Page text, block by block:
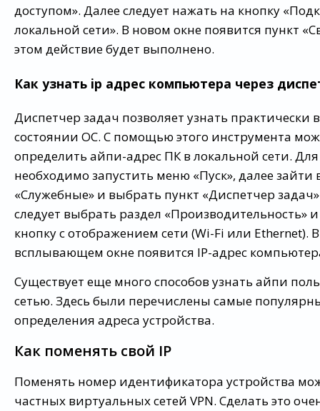
доступом». Далее следует нажать на кнопку
локальной сети». В новом окне появится пункт
этом действие будет выполнено.
Как узнать ip адрес компьютера через
Диспетчер задач позволяет узнать практически
состоянии ОС. С помощью этого инструмента
определить айпи-адрес ПК в локальной сети. Для
необходимо запустить меню «Пуск», далее зайти
«Служебные» и выбрать пункт «Диспетчер
следует выбрать раздел «Производительность»
кнопку с отображением сети (Wi-Fi или Ethernet).
всплывающем окне появится IP-адрес
Существует еще много способов узнать айпи
сетью. Здесь были перечислены самые
определения адреса устройства.
Как поменять свой IP
Поменять номер идентификатора устройства
частных виртуальных сетей VPN. Сделать это